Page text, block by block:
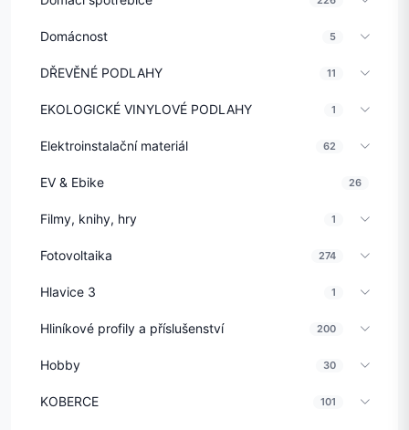
Domácnost 5
DŘEVĚNÉ PODLAHY 11
EKOLOGICKÉ VINYLOVÉ PODLAHY 1
Elektroinstalační materiál 62
EV & Ebike 26
Filmy, knihy, hry 1
Fotovoltaika 274
Hlavice 3 1
Hliníkové profily a příslušenství 200
Hobby 30
KOBERCE 101